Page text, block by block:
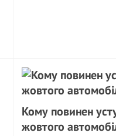
Кому повинен
жовтого